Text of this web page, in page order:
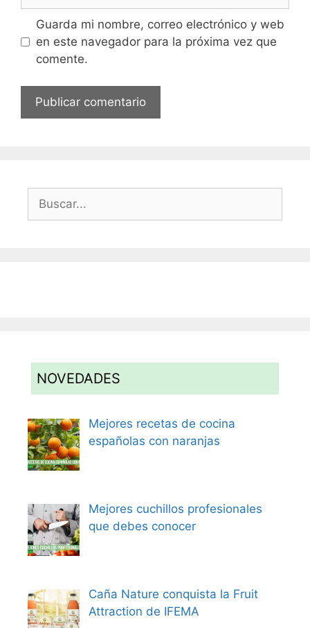
Guarda mi nombre, correo electrónico y web
en este navegador para la próxima vez que
comente.
NOVEDADES
Mejores recetas de cocina
españolas con naranjas
Mejores cuchillos profesionales
que debes conocer
Caña Nature conquista la Fruit
Attraction de IFEMA